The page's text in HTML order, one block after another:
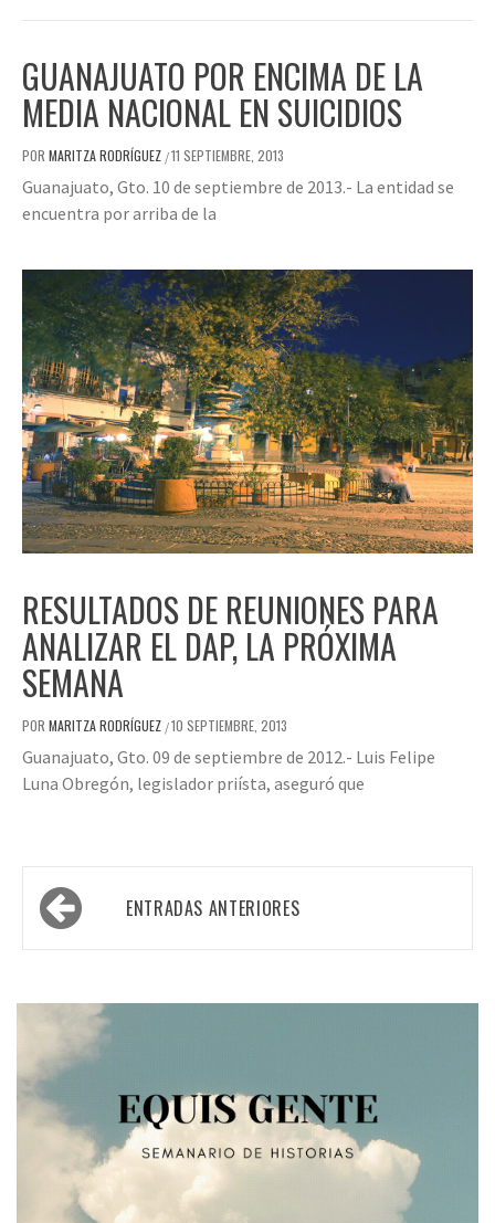
GUANAJUATO POR ENCIMA DE LA
MEDIA NACIONAL EN SUICIDIOS
POR MARITZA RODRÍGUEZ /11 SEPTIEMBRE, 2013
Guanajuato, Gto. 10 de septiembre de 2013.- La entidad se
encuentra por arriba de la
RESULTADOS DE REUNIONES PARA
ANALIZAR EL DAP, LA PRÓXIMA
SEMANA
POR MARITZA RODRÍGUEZ /10 SEPTIEMBRE, 2013
Guanajuato, Gto. 09 de septiembre de 2012.- Luis Felipe
Luna Obregón, legislador priísta, aseguró que
Navegación
de ENTRADAS ANTERIORES